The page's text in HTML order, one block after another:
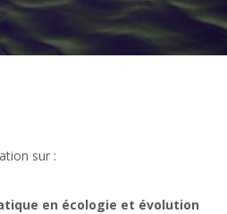
sur :
en écologie et évolution